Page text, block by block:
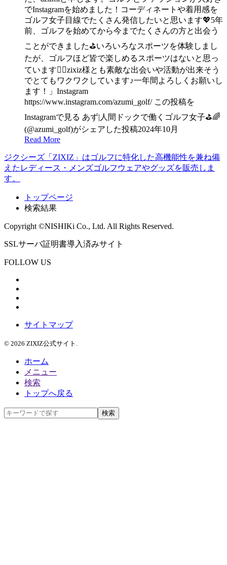
でInstagramを始めました！コーディネートや着用感を
ゴルフ女子目線でたくさん発信したいと思います💖5年
前、ゴルフを始めてから今までたくさんの方と出会う
ことができました⛳️いろいろなスポーツを体験しまし
たが、ゴルフほど皆で楽しめるスポーツはないと思っ
ています❤️‍🔥zixiz様とも素敵な出会いや活動が出来そう
でとてもワクワクしています♪一年間よろしくお願いし
ます！」Instagram
https://www.instagram.com/azumi_golf/ この投稿を
Instagramで見る あず|人間ドックで働くゴルフ女子⛳️🌈
(@azumi_golf)がシェアした投稿2024年10月
Read More
ジクシーズ「ZIXIZ」はゴルフに特化した高機能性を兼ね備
えたレディース・メンズゴルフウェアやグッズを販売しま
す。
トップページ
検索結果
Copyright ©NISHIKi Co., Ltd. All Rights Reserved.
SSLサーバ証明書導入済みサイト
FOLLOW US
サイトマップ
© 2026 ZIXIZ公式サイト.
ホーム
メニュー
検索
トップへ戻る